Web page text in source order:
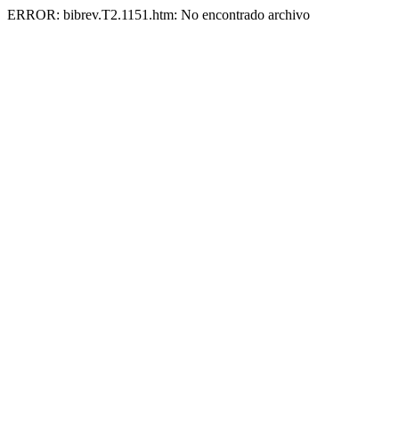
ERROR: bibrev.T2.1151.htm: No encontrado archivo